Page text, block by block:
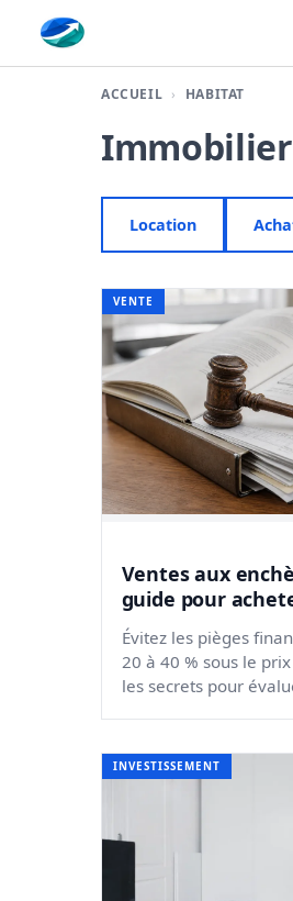
ACCUEIL HABITAT
Immobilier
Location
VENTE
Ventes aux
guide pour
Évitez les pièges
20 à 40 % sous le
les secrets pour
INVESTISSEMENT